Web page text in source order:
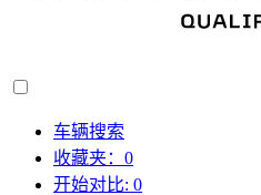
车辆搜索
收藏夹： 0
开始对比: 0